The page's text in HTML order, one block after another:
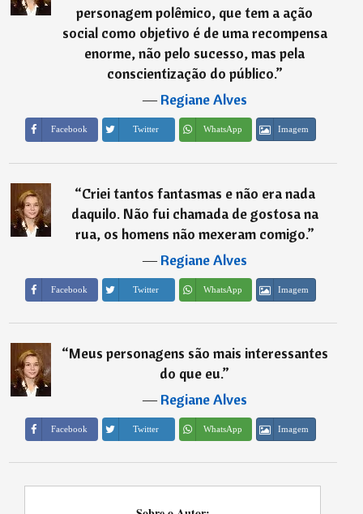
personagem polêmico, que tem a ação
social como objetivo é de uma recompensa
enorme, não pelo sucesso, mas pela
conscientização do público.”
―Regiane Alves
Facebook Twitter WhatsApp Imagem
“Criei tantos fantasmas e não era nada
daquilo. Não fui chamada de gostosa na
rua, os homens não mexeram comigo.”
―Regiane Alves
Facebook Twitter WhatsApp Imagem
“Meus personagens são mais interessantes
do que eu.”
―Regiane Alves
Facebook Twitter WhatsApp Imagem